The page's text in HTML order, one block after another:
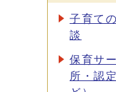
子育て
談
保育サ
所・認